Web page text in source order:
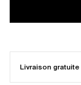
Livraison gratuite